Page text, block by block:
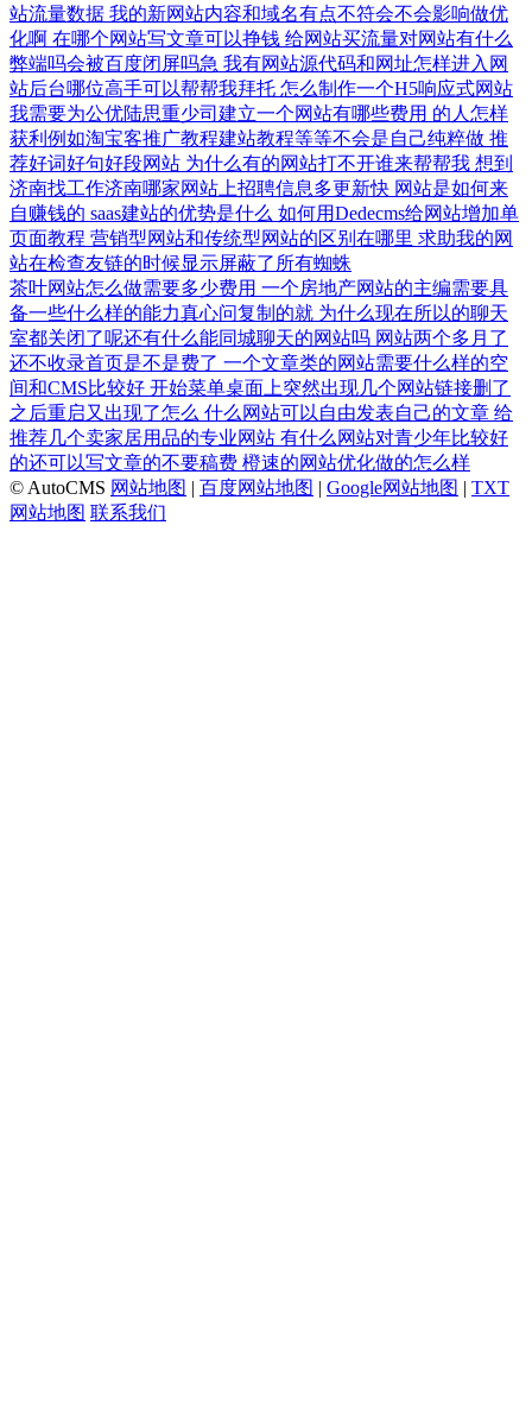
站流量数据 我的新网站内容和域名有点不符会不会影响做优
化啊 在哪个网站写文章可以挣钱 给网站买流量对网站有什么
弊端吗会被百度闭屏吗急 我有网站源代码和网址怎样进入网
站后台哪位高手可以帮帮我拜托 怎么制作一个H5响应式网站
我需要为公优陆思重少司建立一个网站有哪些费用 的人怎样
获利例如淘宝客推广教程建站教程等等不会是自己纯粹做 推
荐好词好句好段网站 为什么有的网站打不开谁来帮帮我 想到
济南找工作济南哪家网站上招聘信息多更新快 网站是如何来
自赚钱的 saas建站的优势是什么 如何用Dedecms给网站增加单
页面教程 营销型网站和传统型网站的区别在哪里 求助我的网
站在检查友链的时候显示屏蔽了所有蜘蛛
茶叶网站怎么做需要多少费用 一个房地产网站的主编需要具
备一些什么样的能力真心问复制的就 为什么现在所以的聊天
室都关闭了呢还有什么能同城聊天的网站吗 网站两个多月了
还不收录首页是不是费了 一个文章类的网站需要什么样的空
间和CMS比较好 开始菜单桌面上突然出现几个网站链接删了
之后重启又出现了怎么 什么网站可以自由发表自己的文章 给
推荐几个卖家居用品的专业网站 有什么网站对青少年比较好
的还可以写文章的不要稿费 橙速的网站优化做的怎么样
© AutoCMS 网站地图 | 百度网站地图 | Google网站地图 | TXT
网站地图 联系我们